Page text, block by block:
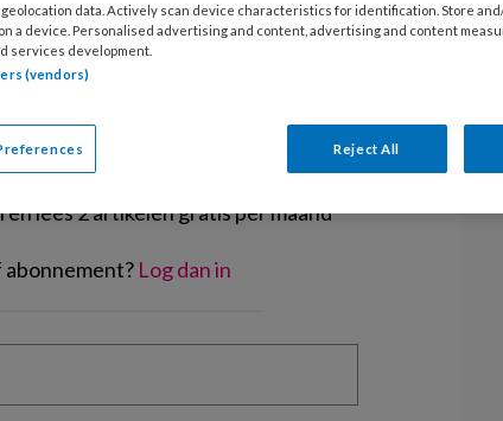
lezen?
lees 2 artikelen gratis per maand
Log dan in
data. Actively scan device characteristics for identification. Store
a device. Personalised advertising and content, advertising and content
services development.
(vendors)
Reject All